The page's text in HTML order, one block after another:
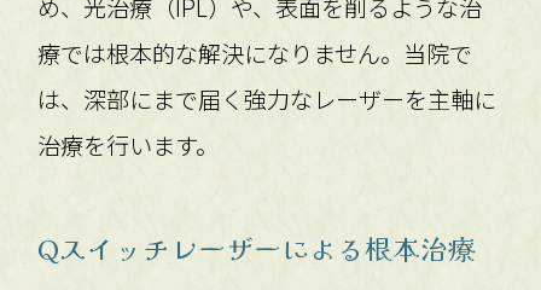
療では根本的な解決になりません。当院で
は、深部にまで届く強力なレーザーを主軸に
治療を行います。
Qスイッチレーザーによる根本治療